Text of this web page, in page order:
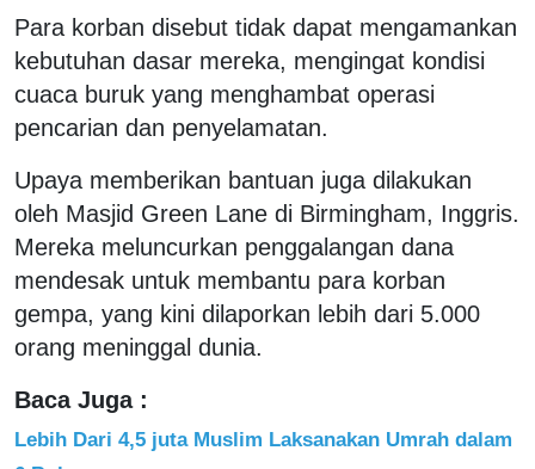
Para korban disebut tidak dapat mengamankan
kebutuhan dasar mereka, mengingat kondisi
cuaca buruk yang menghambat operasi
pencarian dan penyelamatan.
Upaya memberikan bantuan juga dilakukan
oleh Masjid Green Lane di Birmingham, Inggris.
Mereka meluncurkan penggalangan dana
mendesak untuk membantu para korban
gempa, yang kini dilaporkan lebih dari 5.000
orang meninggal dunia.
Baca Juga :
Lebih Dari 4,5 juta Muslim Laksanakan Umrah dalam